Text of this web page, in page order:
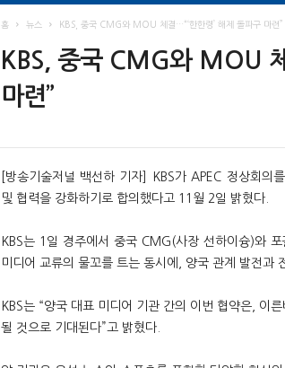
홈 뉴스 KBS, 중국 CMG와 MOU 체결…“‘한한령’ 해제 돌파구 마련”
KBS, 중국 CMG와 MOU
마련”
[방송기술저널 백선하 기자] KBS가 APEC 정상회
및 협력을 강화하기로 합의했다고 11월 2일 밝혔다.
KBS는 1일 경주에서 중국 CMG(사장 선하이슝)와
미디어 교류의 물꼬를 트는 동시에, 양국 관계 발전과
KBS는 “양국 대표 미디어 기관 간의 이번 협약은, 이
될 것으로 기대된다”고 밝혔다.